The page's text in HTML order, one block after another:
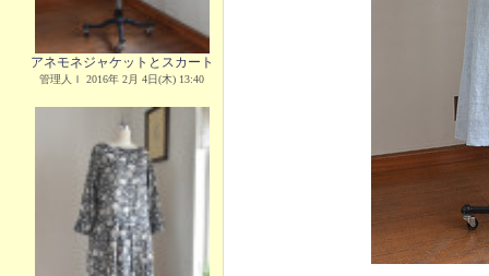
アネモネジャケットとスカート
管理人Ｉ 2016年 2月 4日(木) 13:40